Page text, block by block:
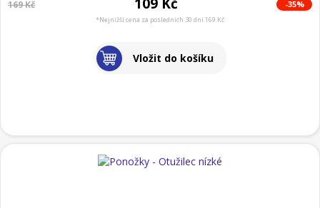
169 Kč -35%
*Nejnižší cena za posledních 30 dní 169 Kč
Vložit do košíku